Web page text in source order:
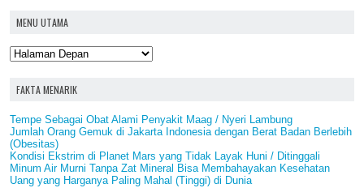
MENU UTAMA
FAKTA MENARIK
Tempe Sebagai Obat Alami Penyakit Maag / Nyeri Lambung
Jumlah Orang Gemuk di Jakarta Indonesia dengan Berat Badan Berlebih
(Obesitas)
Kondisi Ekstrim di Planet Mars yang Tidak Layak Huni / Ditinggali
Minum Air Murni Tanpa Zat Mineral Bisa Membahayakan Kesehatan
Uang yang Harganya Paling Mahal (Tinggi) di Dunia